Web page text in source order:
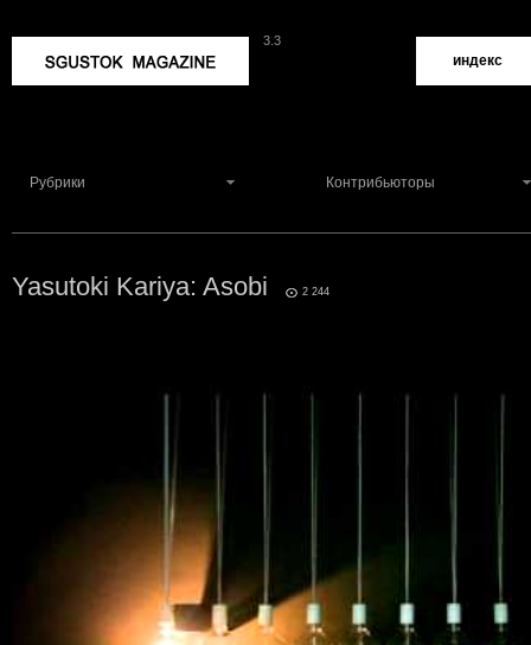
3.3
индекс
Рубрики Контрибьюторы
Yasutoki Kariya: Asobi 2 244